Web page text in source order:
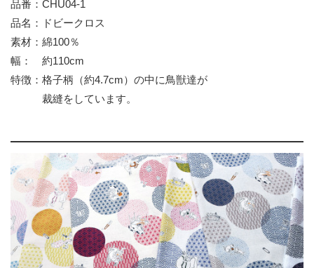
品番：CHU04-1
品名：ドビークロス
素材：綿100％
幅： 約110cm
特徴：格子柄（約4.7cm）の中に鳥獣達が
裁縫をしています。